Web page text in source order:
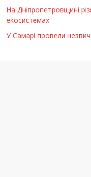
На Дніпропетровщині
екосистемах
У Самарі провели